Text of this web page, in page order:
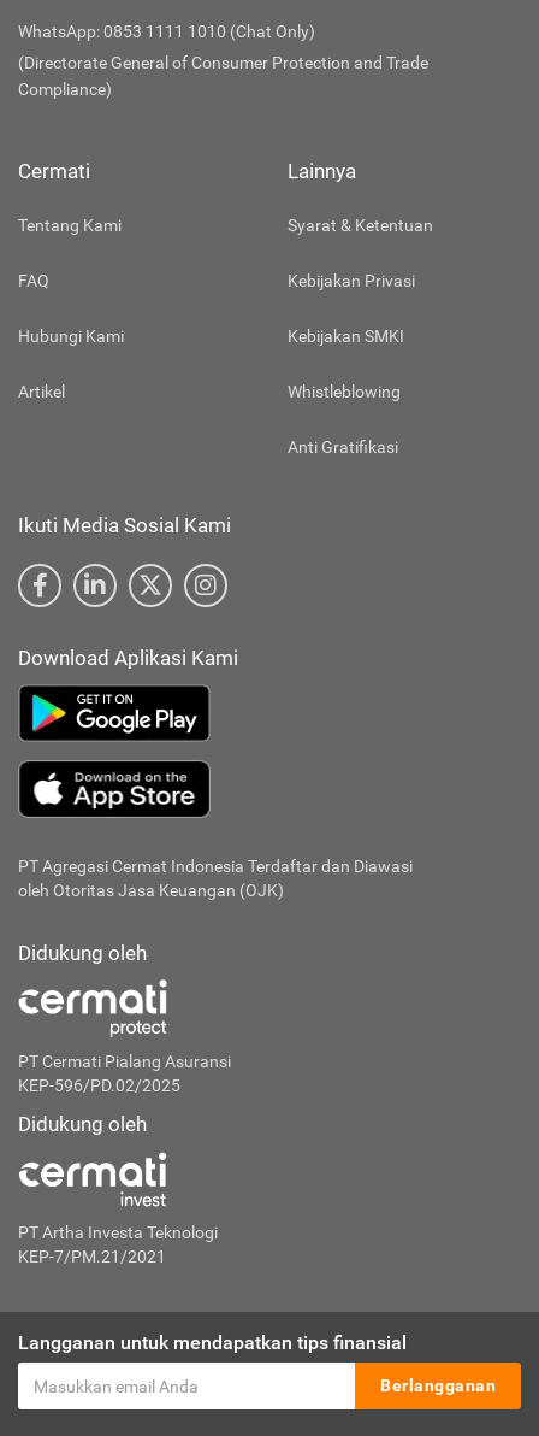
WhatsApp: 0853 1111 1010 (Chat Only)
(Directorate General of Consumer Protection and Trade
Compliance)
Cermati
Tentang Kami
FAQ
Hubungi Kami
Artikel
Lainnya
Syarat & Ketentuan
Kebijakan Privasi
Kebijakan SMKI
Whistleblowing
Anti Gratifikasi
Ikuti Media Sosial Kami
Download Aplikasi Kami
PT Agregasi Cermat Indonesia Terdaftar dan Diawasi
oleh Otoritas Jasa Keuangan (OJK)
Didukung oleh
PT Cermati Pialang Asuransi
KEP-596/PD.02/2025
Didukung oleh
PT Artha Investa Teknologi
KEP-7/PM.21/2021
Langganan untuk mendapatkan tips finansial
Berlangganan